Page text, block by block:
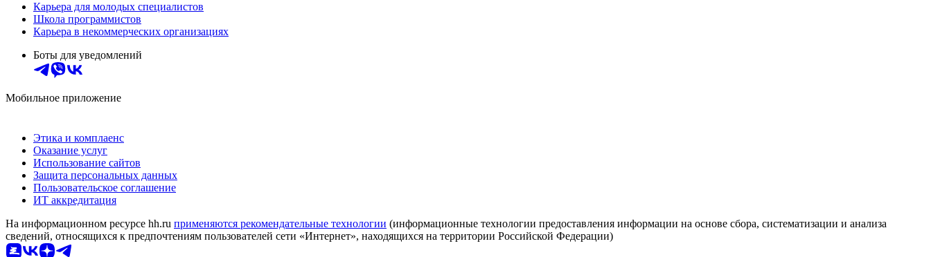
Карьера для молодых специалистов
Школа программистов
Карьера в некоммерческих организациях
Боты для уведомлений
Мобильное приложение
Этика и комплаенс
Оказание услуг
Использование сайтов
Защита персональных данных
Пользовательское соглашение
ИТ аккредитация
На информационном ресурсе hh.ru применяются рекомендательные технологии (информационные технологии предоставления информации на основе сбора, систематизации и анализа
сведений, относящихся к предпочтениям пользователей сети «Интернет», находящихся на территории Российской Федерации)